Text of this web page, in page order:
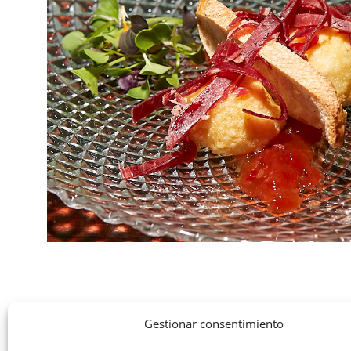
Gestionar consentimiento